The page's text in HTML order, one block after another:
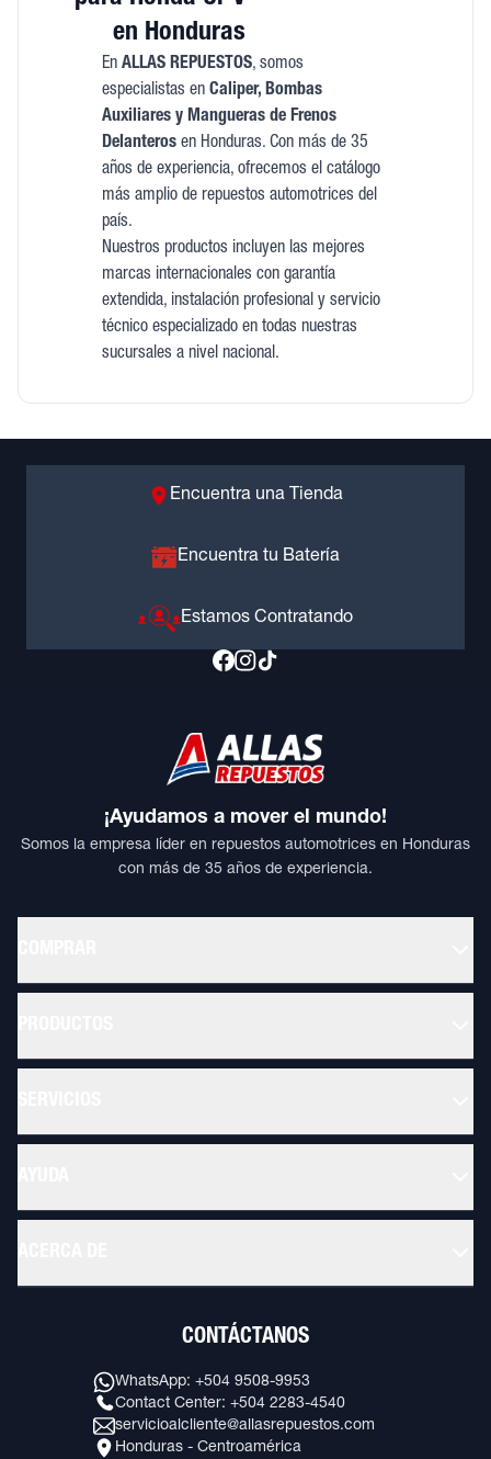
en Honduras
En ALLAS REPUESTOS, somos
especialistas en Caliper, Bombas
Auxiliares y Mangueras de Frenos
Delanterosen Honduras. Con más de 35
años de experiencia, ofrecemos el catálogo
más amplio de repuestos automotrices del
país.
Nuestros productos incluyen las mejores
marcas internacionales con garantía
extendida, instalación profesional y servicio
técnico especializado en todas nuestras
sucursales a nivel nacional.
Encuentra una Tienda
Encuentra tu Batería
Estamos Contratando
¡Ayudamos a mover el mundo!
Somos la empresa líder en repuestos automotrices en Honduras
con más de 35 años de experiencia.
CONTÁCTANOS
WhatsApp: +504 9508-9953
Contact Center: +504 2283-4540
servicioalcliente@allasrepuestos.com
Honduras - Centroamérica